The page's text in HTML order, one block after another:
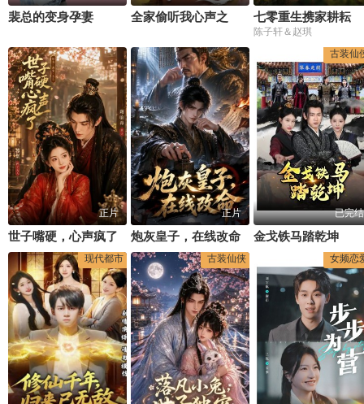
裴总的变身孕妻 七零重生携家耕耘奔小康
陈子轩＆赵琪
正片
世子嘴硬，心声疯了
正片
炮灰皇子，在线改命
古装仙
已完结
金戈铁马踏乾坤
现代都市 古装仙侠 女频恋